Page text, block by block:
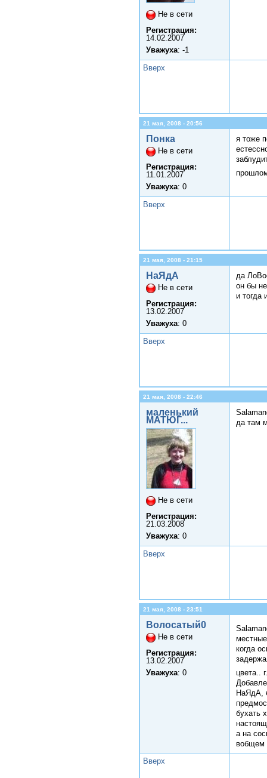
Не в сети
Регистрация:
14.02.2007
Уважуха: -1
Вверх
21 мая, 2008 - 20:56
Понка
Не в сети
Регистрация:
11.01.2007
Уважуха: 0
я тоже
Вверх
21 мая, 2008 - 21:15
НаЯдА
Не в сети
Регистрация:
13.02.2007
Уважуха: 0
да
он бы
и тогда
Вверх
21 мая, 2008 - 22:46
маленький
МАТЮГ...
Не в сети
Регистрация:
21.03.2008
Уважуха: 0
да там
Вверх
21 мая, 2008 - 23:51
Волосатый0
Не в сети
Регистрация:
13.02.2007
Уважуха: 0
когда
цвета..
НаЯдА,
бухать
а на
вобщем
Вверх